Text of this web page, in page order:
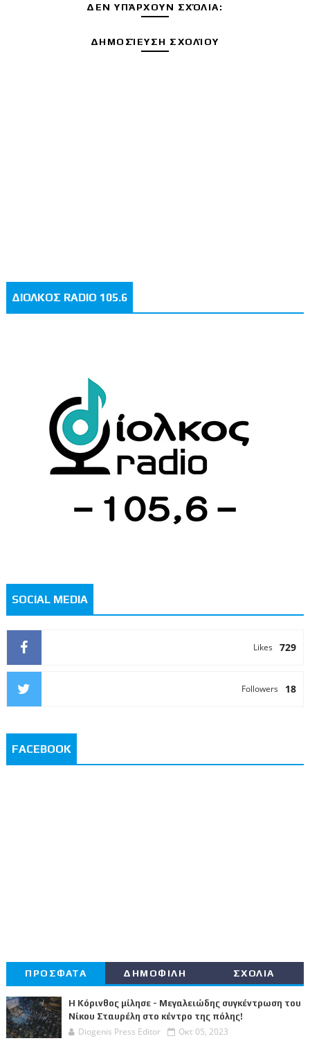
ΔΕΝ ΥΠΆΡΧΟΥΝ ΣΧΌΛΙΑ:
ΔΗΜΟΣΊΕΥΣΗ ΣΧΟΛΊΟΥ
ΔΙΟΛΚΟΣ RADIO 105.6
SOCIAL MEDIA
729
Likes
18
Followers
FACEBOOK
ΠΡΟΣΦΑΤΑ ΔΗΜΟΦΙΛΗ ΣΧΟΛΙΑ
Η Κόρινθος μίλησε - Μεγαλειώδης συγκέντρωση του
Νίκου Σταυρέλη στο κέντρο της πόλης!
Diogenis Press Editor Οκτ 05, 2023